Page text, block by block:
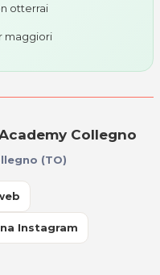
otterrai
maggiori
Collegno
(TO)
Instagram